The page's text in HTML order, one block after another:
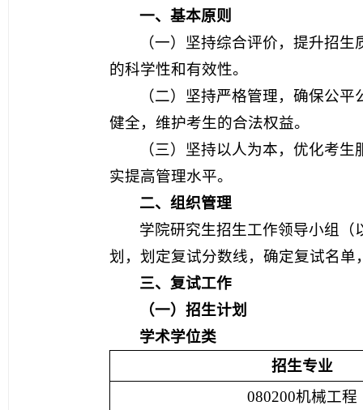
一、基本原则
（一）坚持综合评价，提升招
的科学性和有效性。
（二）坚持严格管理，确保公
健全，维护考生的合法权益。
（三）坚持以人为本，优化考
实提高管理水平。
二、组织管理
学院研究生招生工作领导小组（
划，划定复试分数线，确定复试名
三、复试工作
（一）招生计划
学术学位类
招生专业
080200机械工程